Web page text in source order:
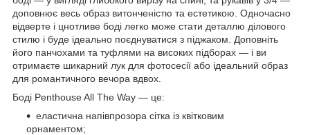
доповнює весь образ витонченістю та естетикою. Одночасно
відверте і цнотливе боді легко може стати деталлю ділового
стилю і буде ідеально поєднуватися з піджаком. Доповніть
його панчохами та туфлями на високих підборах — і ви
отримаєте шикарний лук для фотосесії або ідеальний образ
для романтичного вечора вдвох.
Боді Penthouse All The Way — це:
еластична напівпрозора сітка із квітковим
орнаментом;